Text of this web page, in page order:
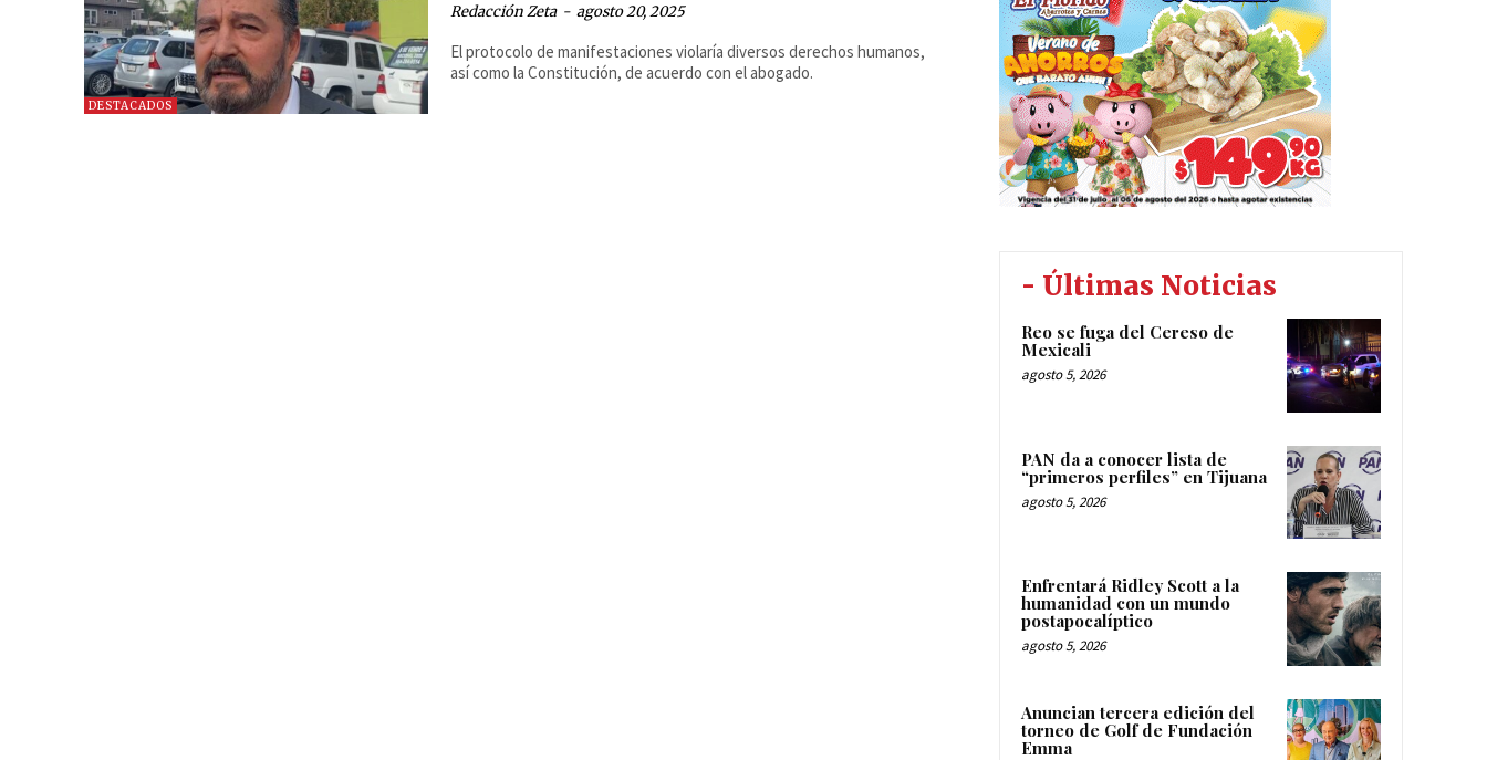
DESTACADOS
Redacción Zeta - agosto 20, 2025
El protocolo de manifestaciones violaría diversos derechos humanos,
así como la Constitución, de acuerdo con el abogado.
- Últimas Noticias
Reo se fuga del Cereso de
Mexicali
agosto 5, 2026
PAN da a conocer lista de
“primeros perfiles” en Tijuana
agosto 5, 2026
Enfrentará Ridley Scott a la
humanidad con un mundo
postapocalíptico
agosto 5, 2026
Anuncian tercera edición del
torneo de Golf de Fundación
Emma